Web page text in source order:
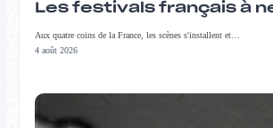
Les festivals français à
Aux quatre coins de la France, les scènes s'installent et…
4 août 2026